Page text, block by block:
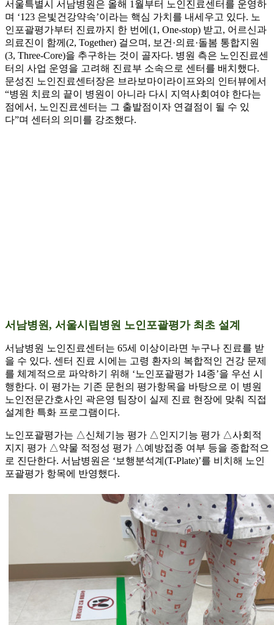
서울특별시 서남병원은 올해 1월부터 노인진료센터를 운영하
며 ‘123 은빛건강약속’이라는 핵심 가치를 내세우고 있다. 노
인포괄평가부터 진료까지 한 번에(1, One-stop) 받고, 어르신과
의료진이 함께(2, Together) 걸으며, 보건·의료·돌봄 통합지원
(3, Three-Core)을 추구하는 것이 골자다. 병원 측은 노인진료센
터의 사업 운영을 고려해 진료부 소속으로 센터를 배치했다.
문성진 노인진료센터장은 브라보마이라이프와의 인터뷰에서
“병원 치료의 끝이 병원이 아니라 다시 지역사회여야 한다는
점에서, 노인진료센터는 그 출발점이자 연결점이 될 수 있
다”며 센터의 의미를 강조했다.
서남병원, 서울시립병원 노인포괄평가 최초 설계
서남병원 노인진료센터는 65세 이상이라면 누구나 진료를 받
을 수 있다. 센터 진료 시에는 고령 환자의 복합적인 건강 문제
를 체계적으로 파악하기 위해 ‘노인포괄평가 14종’을 우선 시
행한다. 이 평가는 기존 문헌의 평가항목을 바탕으로 이 병원
노인전문간호사인 곽은영 팀장이 실제 진료 현장에 맞춰 직접
설계한 특화 프로그램이다.
노인포괄평가는 △신체기능 평가 △인지기능 평가 △사회적
지지 평가 △약물 적정성 평가 △예방접종 여부 등을 종합적으
로 진단한다. 서남병원은 ‘보행분석계(T-Plate)’를 비치해 노인
포괄평가 항목에 반영했다.